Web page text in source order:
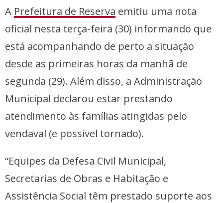
A Prefeitura de Reserva emitiu uma nota
oficial nesta terça-feira (30) informando que
está acompanhando de perto a situação
desde as primeiras horas da manhã de
segunda (29). Além disso, a Administração
Municipal declarou estar prestando
atendimento às famílias atingidas pelo
vendaval (e possível tornado).
“Equipes da Defesa Civil Municipal,
Secretarias de Obras e Habitação e
Assistência Social têm prestado suporte aos